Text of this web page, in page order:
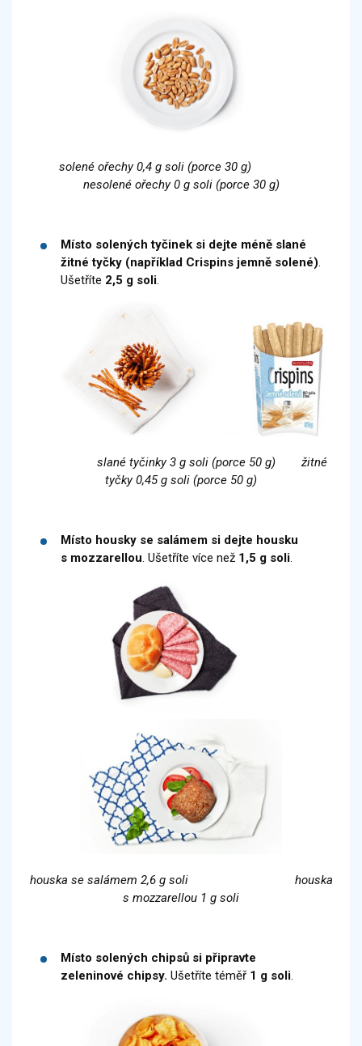
solené ořechy 0,4 g soli (porce 30 g)
nesolené ořechy 0 g soli (porce 30 g)
Místo solených tyčinek si dejte méně slané
žitné tyčky (například Crispins jemně solené).
Ušetříte 2,5 g soli.
slané tyčinky 3 g soli (porce 50 g) žitné
tyčky 0,45 g soli (porce 50 g)
Místo housky se salámem si dejte housku
s mozzarellou. Ušetříte více než 1,5 g soli.
houska se salámem 2,6 g soli houska
s mozzarellou 1 g soli
Místo solených chipsů si připravte
zeleninové chipsy. Ušetříte téměř 1 g soli